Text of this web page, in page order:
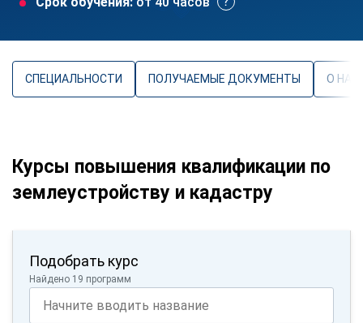
СПЕЦИАЛЬНОСТИ ПОЛУЧАЕМЫЕ ДОКУМЕНТЫ О
Курсы повышения квалификации по
землеустройству и кадастру
Подобрать курс
Найдено 19 программ